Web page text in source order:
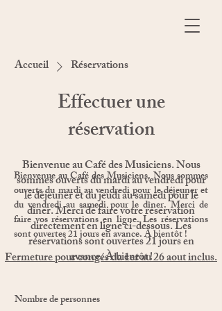
Accueil Réservations
Effectuer une
réservation
Bienvenue au Café des Musiciens. Nous
sommes ouverts du mardi au vendredi pour
le déjeuner et du jeudi au samedi pour le
dîner. Merci de faire votre réservation
directement en ligne ci-dessous. Les
réservations sont ouvertes 21 jours en
avance. À bientôt !
Nombre de personnes
Bienvenue au Café des Musiciens. Nous sommes
ouverts du mardi au vendredi pour le déjeuner et
du vendredi au samedi pour le dîner. Merci de
faire vos réservations en ligne. Les réservations
sont ouvertes 21 jours en avance. À bientôt !
Fermeture pour congés du 1er au 26 aout inclus.